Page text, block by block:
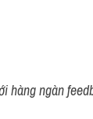
hàng ngàn